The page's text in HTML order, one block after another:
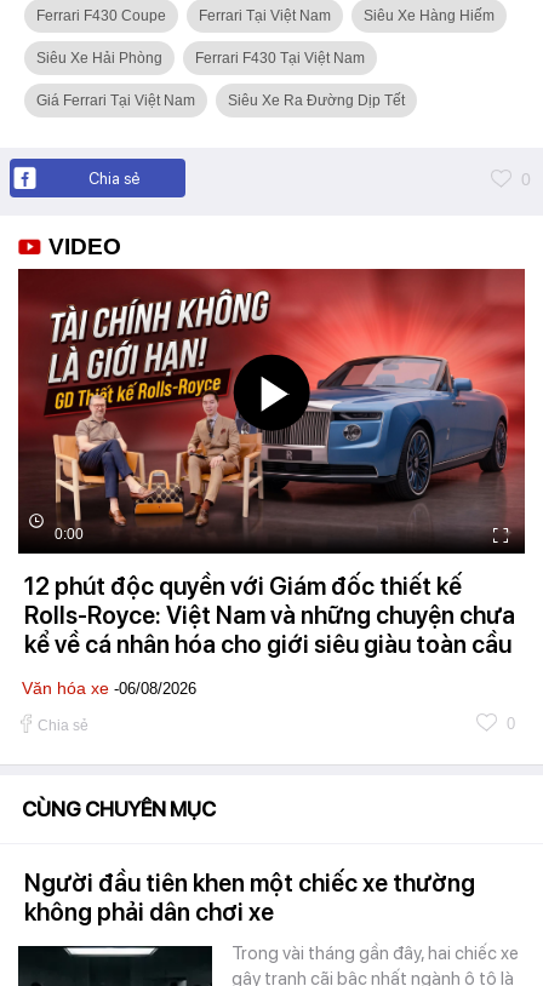
Ferrari F430 Coupe Ferrari Tại Việt Nam Siêu Xe Hàng Hiếm
Siêu Xe Hải Phòng Ferrari F430 Tại Việt Nam
Giá Ferrari Tại Việt Nam Siêu Xe Ra Đường Dịp Tết
Chia sẻ 0
VIDEO
0:00
12 phút độc quyền với Giám đốc thiết kế
Rolls-Royce: Việt Nam và những chuyện chưa
kể về cá nhân hóa cho giới siêu giàu toàn cầu
Văn hóa xe -06/08/2026
Chia sẻ 0
CÙNG CHUYÊN MỤC
Người đầu tiên khen một chiếc xe thường
không phải dân chơi xe
Trong vài tháng gần đây, hai chiếc xe
gây tranh cãi bậc nhất ngành ô tô là